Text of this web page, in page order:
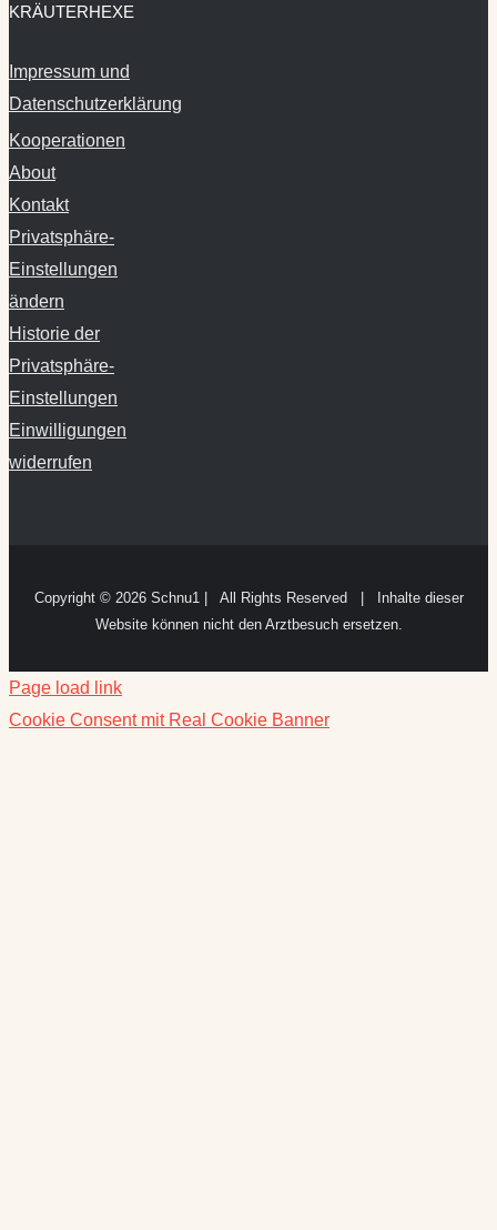
KRÄUTERHEXE
Impressum und
Datenschutzerklärung
Kooperationen
About
Kontakt
Privatsphäre-
Einstellungen
ändern
Historie der
Privatsphäre-
Einstellungen
Einwilligungen
widerrufen
Copyright © 2026 Schnu1 | All Rights Reserved | Inhalte dieser
Website können nicht den Arztbesuch ersetzen.
Page load link
Cookie Consent mit Real Cookie Banner